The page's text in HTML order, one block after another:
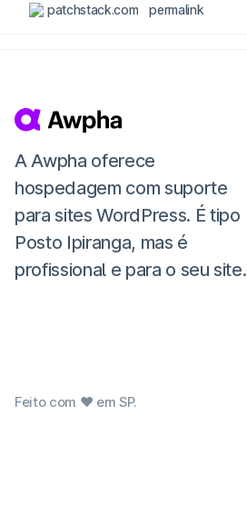
patchstack.com permalink
A Awpha oferece
hospedagem com suporte
para sites WordPress. É tipo
Posto Ipiranga, mas é
profissional e para o seu site.
Feito com ❤ em SP.